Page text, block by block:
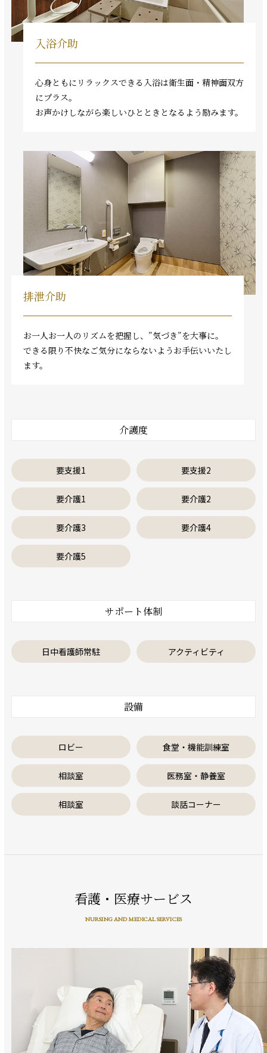
入浴介助
心身ともにリラックスできる入浴は衛生面・精神面双方
にプラス。
お声かけしながら楽しいひとときとなるよう励みます。
排泄介助
お一人お一人のリズムを把握し、”気づき”を大事に。
できる限り不快なご気分にならないようお手伝いいたし
ます。
介護度
要支援1 要支援2
要介護1 要介護2
要介護3 要介護4
要介護5
サポート体制
日中看護師常駐 アクティビティ
設備
ロビー 食堂・機能訓練室
相談室 医務室・静養室
相談室 談話コーナー
看護・医療サービス
NURSING AND MEDICAL SERVICES